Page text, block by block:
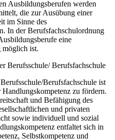
Ausbildungsberufen werden
die zur Ausübung einer
im Sinne des
In der Berufsfachschulordnung
eine
möglich ist.
Berufsschule/ Berufsfachschule
Berufsfachschule ist
zu fördern.
und Befähigung des
und privaten
sowie individuell und sozial
entfaltet sich in
Selbstkompetenz und